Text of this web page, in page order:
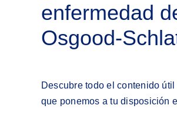
enfermedad
Osgood-
Descubre todo el contenido
que ponemos a tu disposición